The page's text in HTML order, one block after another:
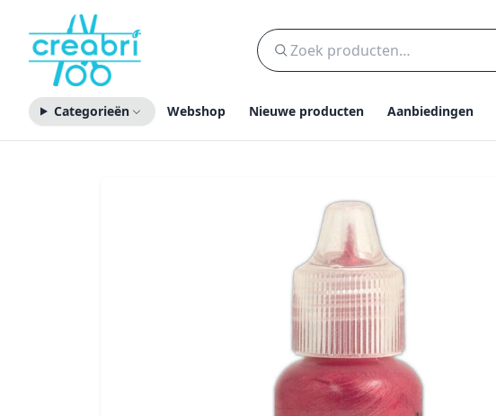
Categorieën Webshop Nieuwe producten Aanbiedingen